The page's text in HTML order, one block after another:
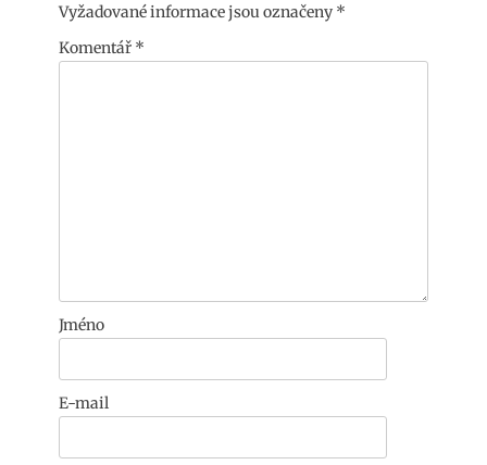
Vyžadované informace jsou označeny *
Komentář *
Jméno
E-mail